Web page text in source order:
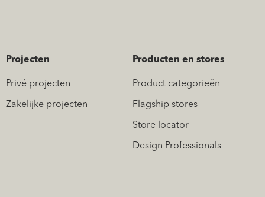
Projecten
Privé projecten
Zakelijke projecten
Producten en stores
Product categorieën
Flagship stores
Store locator
Design Professionals